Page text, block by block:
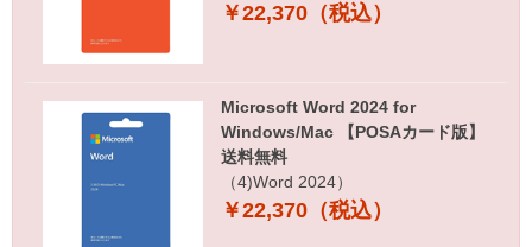
￥22,370（税込）
Microsoft Word 2024 for
Windows/Mac 【POSAカード版】
送料無料
（4)Word 2024）
￥22,370（税込）